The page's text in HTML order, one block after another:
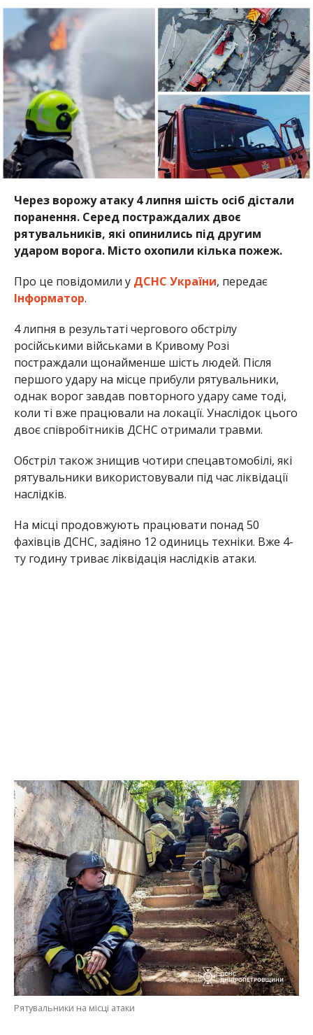
Через ворожу атаку 4 липня шість осіб дістали
поранення. Серед постраждалих двоє
рятувальників, які опинились під другим
ударом ворога. Місто охопили кілька пожеж.
Про це повідомили у ДСНС України, передає
Інформатор.
4 липня в результаті чергового обстрілу
російськими військами в Кривому Розі
постраждали щонайменше шість людей. Після
першого удару на місце прибули рятувальники,
однак ворог завдав повторного удару саме тоді,
коли ті вже працювали на локації. Унаслідок цього
двоє співробітників ДСНС отримали травми.
Обстріл також знищив чотири спецавтомобілі, які
рятувальники використовували під час ліквідації
наслідків.
На місці продовжують працювати понад 50
фахівців ДСНС, задіяно 12 одиниць техніки. Вже 4-
ту годину триває ліквідація наслідків атаки.
Рятувальники на місці атаки